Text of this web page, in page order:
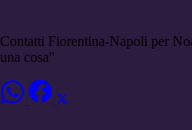
Contatti Fiorentina-Napoli per
una cosa"